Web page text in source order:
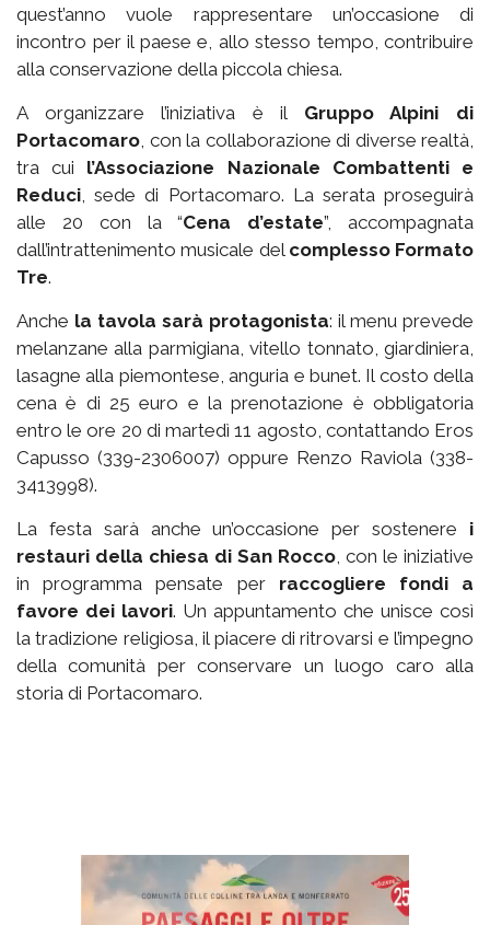
quest’anno vuole rappresentare un’occasione di
incontro per il paese e, allo stesso tempo, contribuire
alla conservazione della piccola chiesa.
A organizzare l’iniziativa è il Gruppo Alpini di
Portacomaro, con la collaborazione di diverse realtà,
tra cui l’Associazione Nazionale Combattenti e
Reduci, sede di Portacomaro. La serata proseguirà
alle 20 con la “Cena d’estate”, accompagnata
dall’intrattenimento musicale del complesso Formato
Tre.
Anche la tavola sarà protagonista: il menu prevede
melanzane alla parmigiana, vitello tonnato, giardiniera,
lasagne alla piemontese, anguria e bunet. Il costo della
cena è di 25 euro e la prenotazione è obbligatoria
entro le ore 20 di martedì 11 agosto, contattando Eros
Capusso (339-2306007) oppure Renzo Raviola (338-
3413998).
La festa sarà anche un’occasione per sostenere i
restauri della chiesa di San Rocco, con le iniziative
in programma pensate per raccogliere fondi a
favore dei lavori. Un appuntamento che unisce così
la tradizione religiosa, il piacere di ritrovarsi e l’impegno
della comunità per conservare un luogo caro alla
storia di Portacomaro.